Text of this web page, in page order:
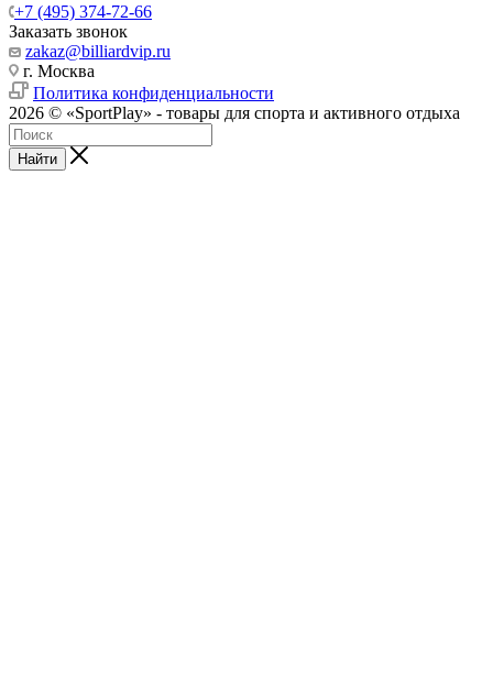
+7 (495) 374-72-66
Заказать звонок
zakaz@billiardvip.ru
г. Москва
Политика конфиденциальности
2026 © «SportPlay» - товары для спорта и активного отдыха
Найти